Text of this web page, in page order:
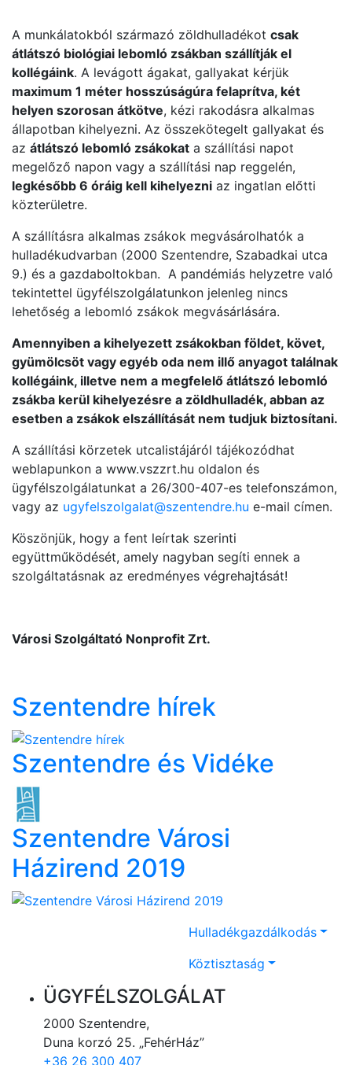
A munkálatokból származó zöldhulladékot csak
átlátszó biológiai lebomló zsákban szállítják el
kollégáink. A levágott ágakat, gallyakat kérjük
maximum 1 méter hosszúságúra felaprítva, két
helyen szorosan átkötve, kézi rakodásra alkalmas
állapotban kihelyezni. Az összekötegelt gallyakat és
az átlátszó lebomló zsákokat a szállítási napot
megelőző napon vagy a szállítási nap reggelén,
legkésőbb 6 óráig kell kihelyezni az ingatlan előtti
közterületre.
A szállításra alkalmas zsákok megvásárolhatók a
hulladékudvarban (2000 Szentendre, Szabadkai utca
9.) és a gazdaboltokban. A pandémiás helyzetre való
tekintettel ügyfélszolgálatunkon jelenleg nincs
lehetőség a lebomló zsákok megvásárlására.
Amennyiben a kihelyezett zsákokban földet, követ,
gyümölcsöt vagy egyéb oda nem illő anyagot találnak
kollégáink, illetve nem a megfelelő átlátszó lebomló
zsákba kerül kihelyezésre a zöldhulladék, abban az
esetben a zsákok elszállítását nem tudjuk biztosítani.
A szállítási körzetek utcalistájáról tájékozódhat
weblapunkon a www.vszzrt.hu oldalon és
ügyfélszolgálatunkat a 26/300-407-es telefonszámon,
vagy az ugyfelszolgalat@szentendre.hu e-mail címen.
Köszönjük, hogy a fent leírtak szerinti
együttműködését, amely nagyban segíti ennek a
szolgáltatásnak az eredményes végrehajtását!
Városi Szolgáltató Nonprofit Zrt.
Szentendre hírek
Szentendre és Vidéke
Szentendre Városi
Házirend 2019
Hulladékgazdálkodás
Köztisztaság
ÜGYFÉLSZOLGÁLAT
2000 Szentendre,
Duna korzó 25. „FehérHáz”
+36 26 300 407